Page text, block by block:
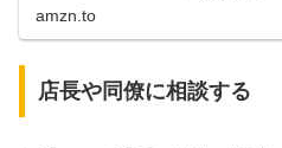
amzn.to
店長や同僚に相談する